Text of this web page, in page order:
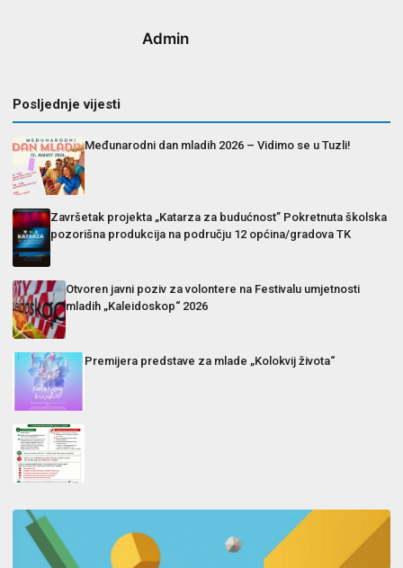
Admin
Posljednje vijesti
Međunarodni dan mladih 2026 – Vidimo se u Tuzli!
Završetak projekta „Katarza za budućnost” Pokretnuta školska
pozorišna produkcija na području 12 općina/gradova TK
Otvoren javni poziv za volontere na Festivalu umjetnosti
mladih „Kaleidoskop“ 2026
Premijera predstave za mlade „Kolokvij života“